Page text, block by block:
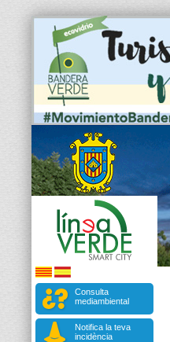
Consulta
mediambiental
Notifica la teva
incidència